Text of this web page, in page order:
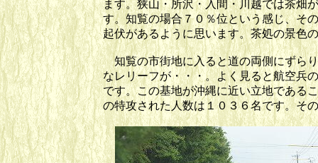
ます。狭山・所沢・入間・川越では茶畑
す。知覧の場合７０％位という感じ、そ
起伏があるように思います。茶処の景色
知覧の市街地に入ると道の両側にずら
なレリーフが・・・。よく見ると航空兵
です。この基地が沖縄に近い立地である
の特攻された人数は１０３６名です。そ